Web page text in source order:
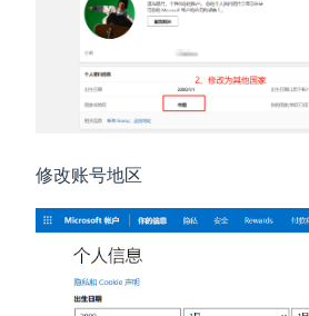
修改账号地区